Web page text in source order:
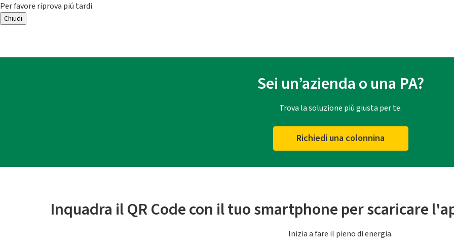
Per favore riprova piú tardi
Chiudi
Sei un’azienda o una PA?
Trova la soluzione più giusta per te.
Richiedi una colonnina
Inquadra il QR Code con il tuo smartphone per scaricare
Inizia a fare il pieno di energia.